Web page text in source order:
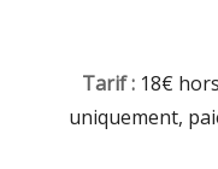
Tarif : 18€
uniquement,